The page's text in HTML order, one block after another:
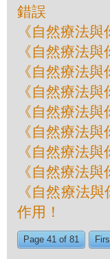
錯誤
《自然療法
《自然療法
《自然療法
《自然療法
《自然療法
《自然療法
《自然療法
《自然療法
《自然療法
作用！
Page 41 of 81